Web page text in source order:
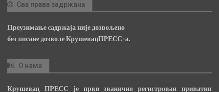
Сва права задржана
Преузимање садржаја није дозвољено
без писане дозволе КрушевацПРЕСС-а.
О нама
Крушевац ПРЕСС је први званично регистрован приватни